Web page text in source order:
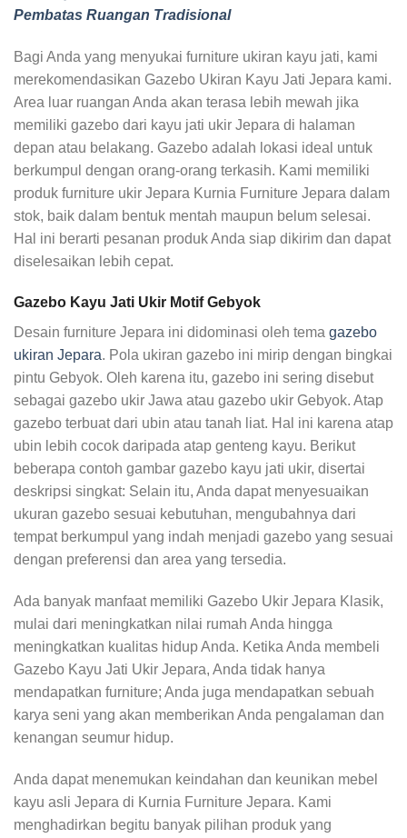
Pembatas Ruangan Tradisional
Bagi Anda yang menyukai furniture ukiran kayu jati, kami
merekomendasikan Gazebo Ukiran Kayu Jati Jepara kami.
Area luar ruangan Anda akan terasa lebih mewah jika
memiliki gazebo dari kayu jati ukir Jepara di halaman
depan atau belakang. Gazebo adalah lokasi ideal untuk
berkumpul dengan orang-orang terkasih. Kami memiliki
produk furniture ukir Jepara Kurnia Furniture Jepara dalam
stok, baik dalam bentuk mentah maupun belum selesai.
Hal ini berarti pesanan produk Anda siap dikirim dan dapat
diselesaikan lebih cepat.
Gazebo Kayu Jati Ukir Motif Gebyok
Desain furniture Jepara ini didominasi oleh tema gazebo
ukiran Jepara. Pola ukiran gazebo ini mirip dengan bingkai
pintu Gebyok. Oleh karena itu, gazebo ini sering disebut
sebagai gazebo ukir Jawa atau gazebo ukir Gebyok. Atap
gazebo terbuat dari ubin atau tanah liat. Hal ini karena atap
ubin lebih cocok daripada atap genteng kayu. Berikut
beberapa contoh gambar gazebo kayu jati ukir, disertai
deskripsi singkat: Selain itu, Anda dapat menyesuaikan
ukuran gazebo sesuai kebutuhan, mengubahnya dari
tempat berkumpul yang indah menjadi gazebo yang sesuai
dengan preferensi dan area yang tersedia.
Ada banyak manfaat memiliki Gazebo Ukir Jepara Klasik,
mulai dari meningkatkan nilai rumah Anda hingga
meningkatkan kualitas hidup Anda. Ketika Anda membeli
Gazebo Kayu Jati Ukir Jepara, Anda tidak hanya
mendapatkan furniture; Anda juga mendapatkan sebuah
karya seni yang akan memberikan Anda pengalaman dan
kenangan seumur hidup.
Anda dapat menemukan keindahan dan keunikan mebel
kayu asli Jepara di Kurnia Furniture Jepara. Kami
menghadirkan begitu banyak pilihan produk yang